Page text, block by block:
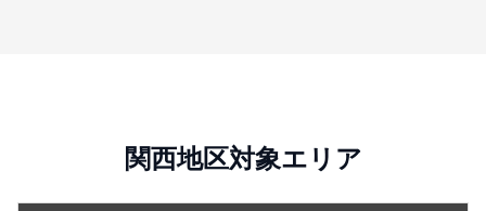
関西地区対象エリア